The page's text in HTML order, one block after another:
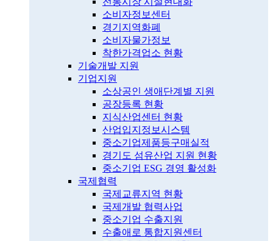
소비자정보센터
경기지역화폐
소비자물가정보
착한가격업소 현황
기술개발 지원
기업지원
소상공인 생애단계별 지원
공장등록 현황
지식산업센터 현황
산업입지정보시스템
중소기업제품등구매실적
경기도 섬유산업 지원 현황
중소기업 ESG 경영 활성화
국제협력
국제교류지역 현황
국제개발 협력사업
중소기업 수출지원
수출애로 통합지원센터